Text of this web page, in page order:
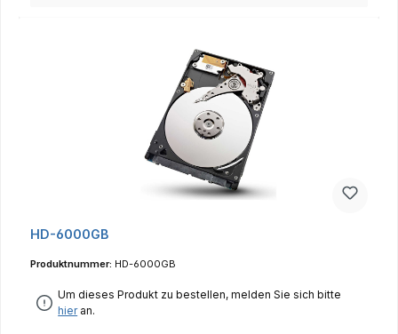
HD-6000GB
Produktnummer: HD-6000GB
Um dieses Produkt zu bestellen, melden Sie sich bitte
hieran.